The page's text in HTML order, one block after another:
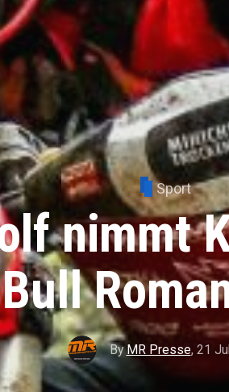
Sport
nimmt
Bull
ByMR Presse, 21